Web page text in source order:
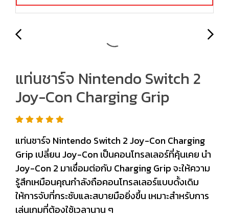
แท่นชาร์จ Nintendo Switch 2
Joy-Con Charging Grip
แท่นชาร์จ Nintendo Switch 2 Joy-Con Charging
Grip เปลี่ยน Joy-Con เป็นคอนโทรลเลอร์ที่คุ้นเคย นำ
Joy-Con 2 มาเชื่อมต่อกับ Charging Grip จะให้ความ
รู้สึกเหมือนคุณกำลังถือคอนโทรลเลอร์แบบดั้งเดิม
ให้การจับที่กระชับและสบายมือยิ่งขึ้น เหมาะสำหรับการ
เล่นเกมที่ต้องใช้เวลานาน ๆ